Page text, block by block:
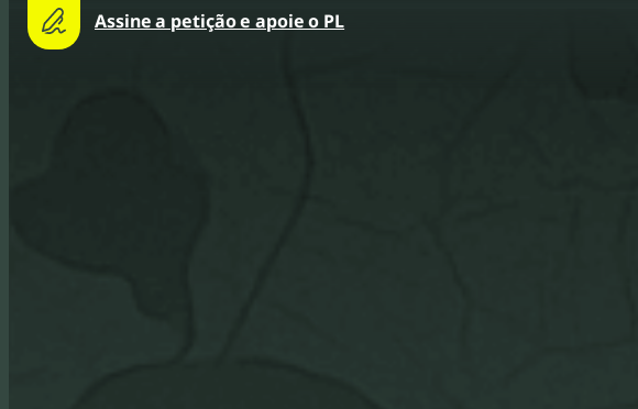
Assine a petição e apoie o PL